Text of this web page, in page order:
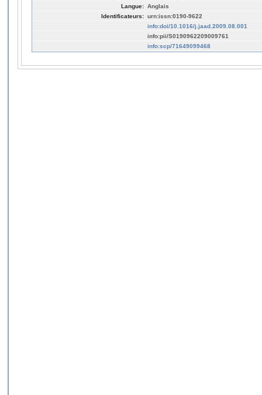
Langue: Anglais
Identificateurs: urn:issn:0190-9622
info:doi/10.1016/j.jaad.2009.08.001
info:pii/S0190962209009761
info:scp/71649099468